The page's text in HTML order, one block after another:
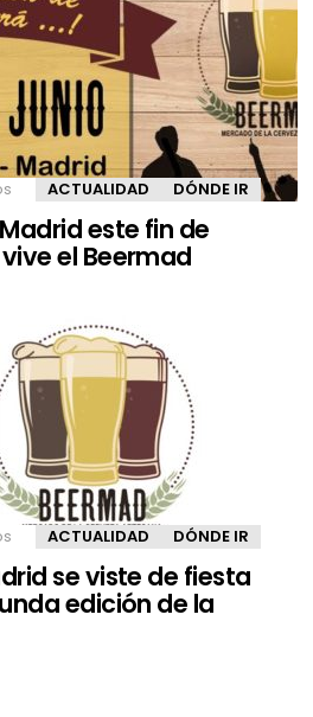
ACTUALIDAD DÓNDE IR
este fin de
el Beermad
ACTUALIDAD DÓNDE IR
se viste de fiesta
edición de la